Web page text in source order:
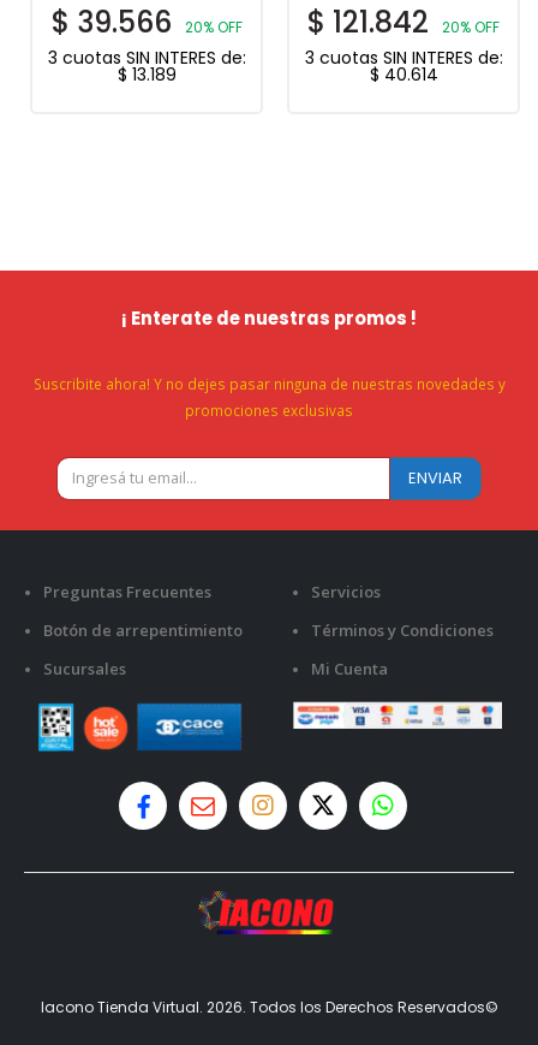
$ 39.566 20% OFF
3 cuotas SIN INTERES de:
$ 13.189
$ 121.842 20% OFF
3 cuotas SIN INTERES de:
$ 40.614
¡ Enterate de nuestras promos !
Suscribite ahora! Y no dejes pasar ninguna de nuestras novedades y
promociones exclusivas
Preguntas Frecuentes
Botón de arrepentimiento
Sucursales
Servicios
Términos y Condiciones
Mi Cuenta
Iacono Tienda Virtual. 2026. Todos los Derechos Reservados©